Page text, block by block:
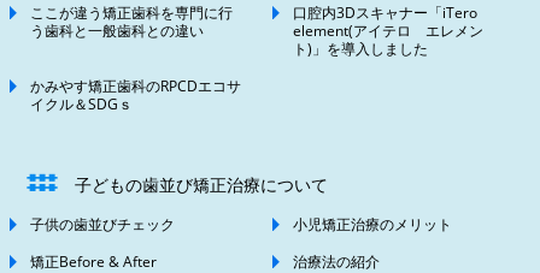
ここが違う矯正歯科を専門に行
う歯科と一般歯科との違い
口腔内3Dスキャナー「iTero
element(アイテロ エレメン
ト)」を導入しました
かみやす矯正歯科のRPCDエコサ
イクル＆SDGｓ
子どもの歯並び矯正治療について
子供の歯並びチェック
小児矯正治療のメリット
矯正Before & After
治療法の紹介